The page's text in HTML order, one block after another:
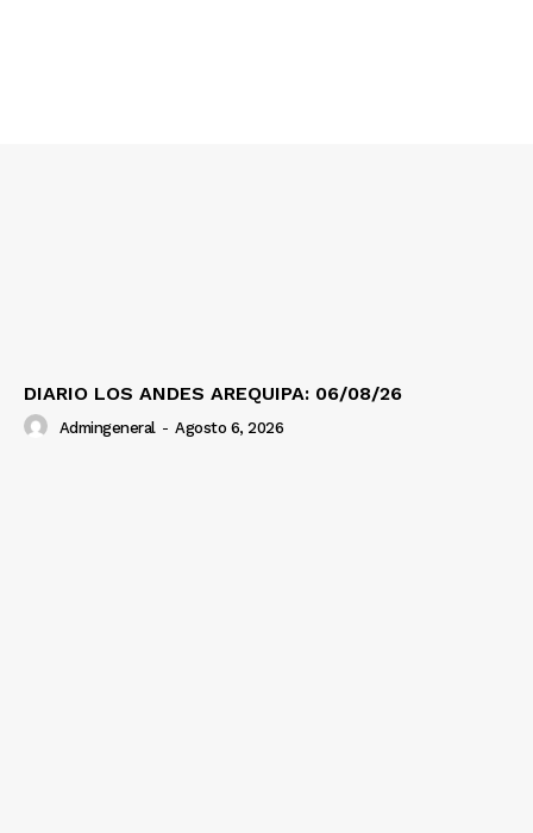
DIARIO LOS ANDES AREQUIPA: 06/08/26
Admingeneral - Agosto 6, 2026